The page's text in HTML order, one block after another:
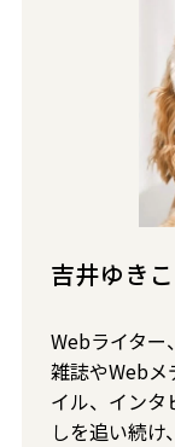
吉井ゆきこ
Webライター
雑誌やWebメ
イル、インタ
しを追い続け